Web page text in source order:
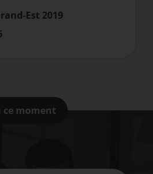
Est 2019
ce moment